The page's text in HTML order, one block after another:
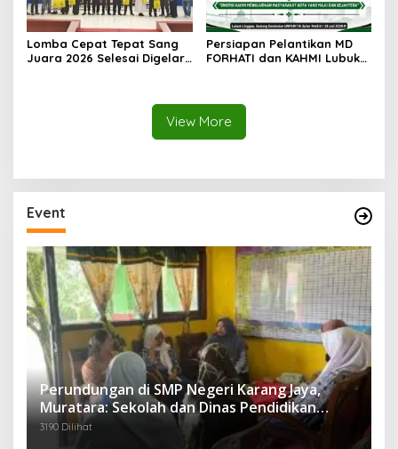
Lomba Cepat Tepat Sang
Juara 2026 Selesai Digelar,
Persiapan Pelantikan MD
FORHATI dan KAHMI Lubuk
View More
Event
Perundungan di SMP Negeri Karang Jaya,
Muratara: Sekolah dan Dinas Pendidikan
Langsung Ambil Tindakan Tegas
3190 Dilihat